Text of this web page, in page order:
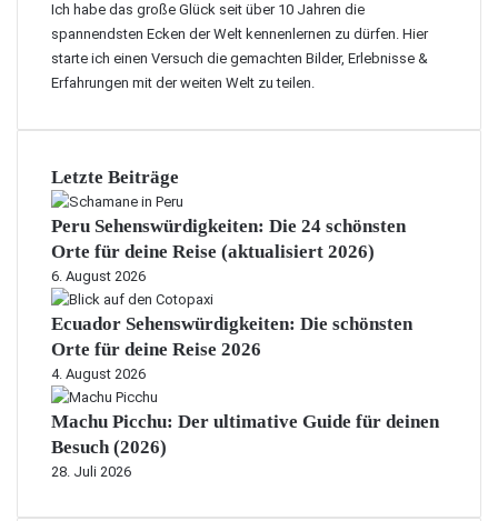
Ich habe das große Glück seit über 10 Jahren die
spannendsten Ecken der Welt kennenlernen zu dürfen. Hier
starte ich einen Versuch die gemachten Bilder, Erlebnisse &
Erfahrungen mit der weiten Welt zu teilen.
Letzte Beiträge
Peru Sehenswürdigkeiten: Die 24 schönsten
Orte für deine Reise (aktualisiert 2026)
6. August 2026
Ecuador Sehenswürdigkeiten: Die schönsten
Orte für deine Reise 2026
4. August 2026
Machu Picchu: Der ultimative Guide für deinen
Besuch (2026)
28. Juli 2026